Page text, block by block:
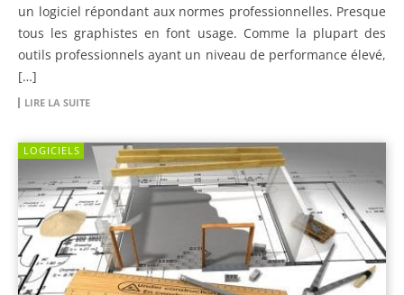
un logiciel répondant aux normes professionnelles. Presque
tous les graphistes en font usage. Comme la plupart des
outils professionnels ayant un niveau de performance élevé,
[…]
LIRE LA SUITE
LOGICIELS